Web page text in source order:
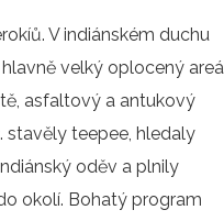
V indiánském duchu
velký oplocený
asfaltový a antukový
stavěly teepee, hledaly
oděv a plnily
okolí. Bohatý program